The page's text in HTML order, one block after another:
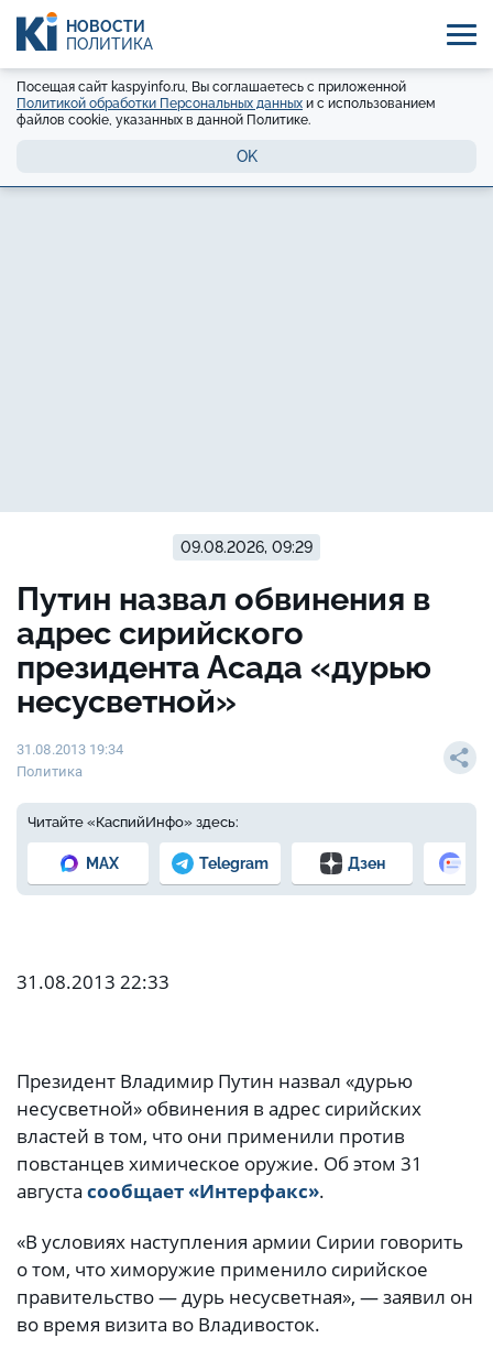
НОВОСТИ
ПОЛИТИКА
Посещая сайт kaspyinfo.ru, Вы соглашаетесь с приложенной
Политикой обработки Персональных данных и с использованием
файлов cookie, указанных в данной Политике.
OK
09.08.2026, 09:29
Путин назвал обвинения в
адрес сирийского
президента Асада «дурью
несусветной»
31.08.2013 19:34
Политика
Читайте «КаспийИнфо» здесь:
MAX Telegram Дзен
31.08.2013 22:33
Президент Владимир Путин назвал «дурью
несусветной» обвинения в адрес сирийских
властей в том, что они применили против
повстанцев химическое оружие. Об этом 31
августа сообщает «Интерфакс».
«В условиях наступления армии Сирии говорить
о том, что химоружие применило сирийское
правительство — дурь несусветная», — заявил он
во время визита во Владивосток.